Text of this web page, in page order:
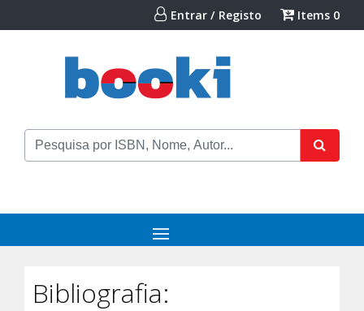
Entrar / Registo Items 0
Bibliografia: